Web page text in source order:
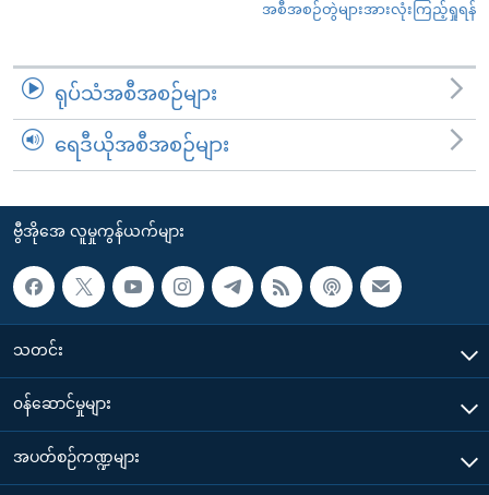
အစီအစဉ်တွဲများအားလုံးကြည့်ရှုရန်
ရုပ်သံအစီအစဉ်များ
ရေဒီယိုအစီအစဉ်များ
ဗွီအိုအေ လူမှုကွန်ယက်များ
သတင်း
၀န်ဆောင်မှုများ
အပတ်စဉ်ကဏ္ဍများ